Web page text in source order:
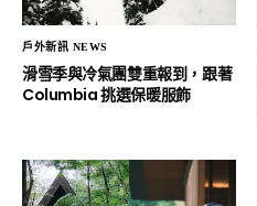
戶外新訊 NEWS
滑雪季與冷氣團雙重報到，跟著
Columbia 挑選保暖服飾